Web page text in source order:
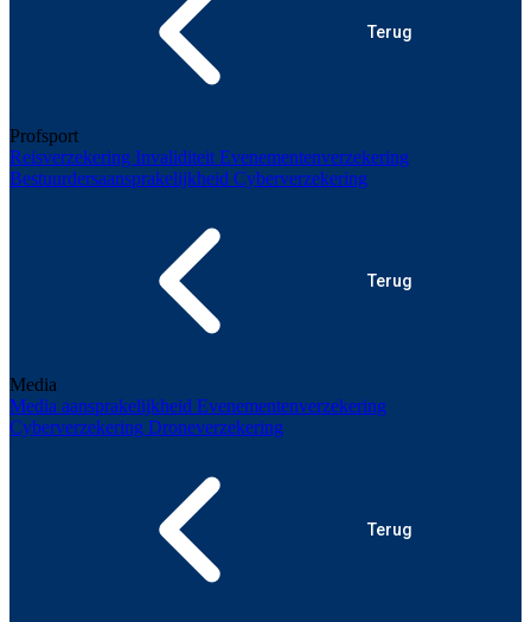
Terug
Profsport
Reisverzekering Invaliditeit Evenementenverzekering
Bestuurdersaansprakelijkheid Cyberverzekering
Terug
Media
Media aansprakelijkheid Evenementenverzekering
Cyberverzekering Droneverzekering
Terug